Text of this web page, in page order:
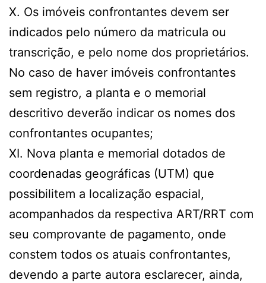
X. Os imóveis confrontantes devem ser
indicados pelo número da matricula ou
transcrição, e pelo nome dos proprietários.
No caso de haver imóveis confrontantes
sem registro, a planta e o memorial
descritivo deverão indicar os nomes dos
confrontantes ocupantes;
XI. Nova planta e memorial dotados de
coordenadas geográficas (UTM) que
possibilitem a localização espacial,
acompanhados da respectiva ART/RRT com
seu comprovante de pagamento, onde
constem todos os atuais confrontantes,
devendo a parte autora esclarecer, ainda,